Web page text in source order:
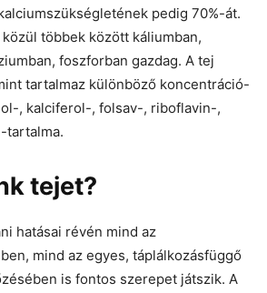
pedig 70%-át.
többek között káliumban,
foszforban gazdag. A tej
tartalmaz különböző koncentráció-
, kalciferol-, folsav-, riboflavin-,
tartalma.
tejet?
hatásai révén mind az
mind az egyes, táplálkozásfüggő
is fontos szerepet játszik. A